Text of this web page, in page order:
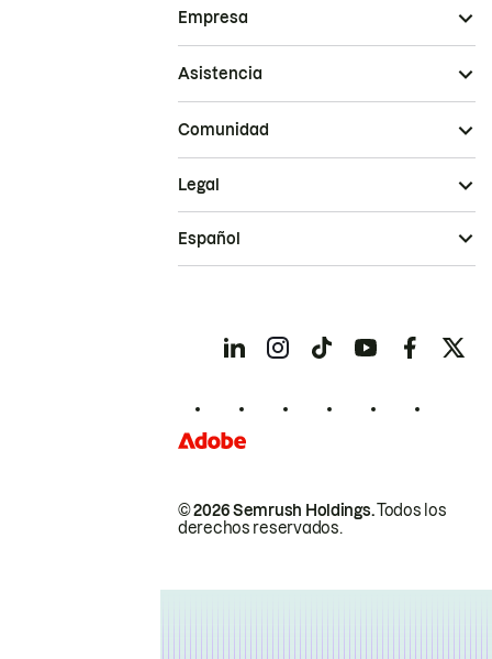
Empresa
Asistencia
Comunidad
© 2026 Semrush Holdings.Todos los
derechos reservados.
Legal
Español